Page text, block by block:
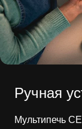
Ручная
Мультипечь